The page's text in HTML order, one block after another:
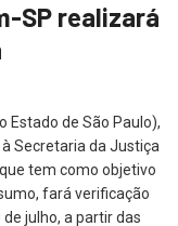
SP realizará
Estado de São Paulo),
Secretaria da Justiça
tem como objetivo
fará verificação
julho, a partir das